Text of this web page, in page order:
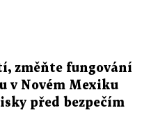
změňte fungování
v Novém Mexiku
před bezpečím